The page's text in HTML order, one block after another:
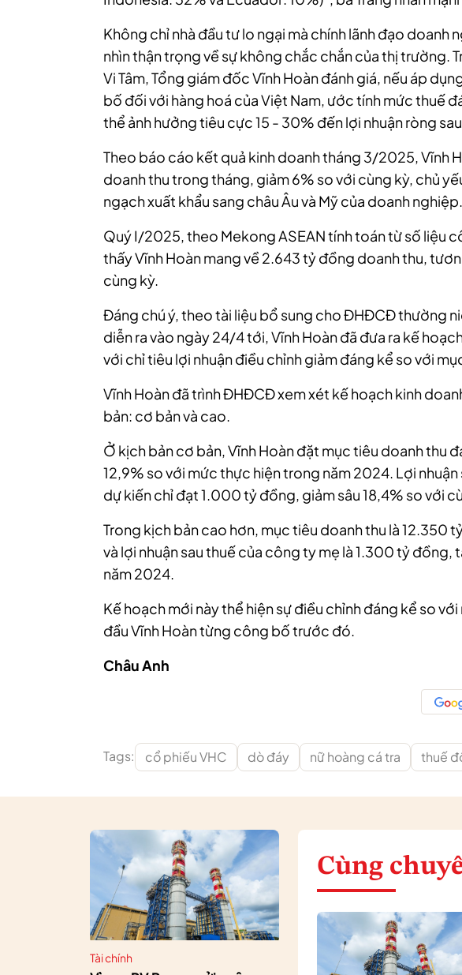
Không chỉ nhà đầu tư lo ngại mà chính lãnh đạo
nhìn thận trọng về sự không chắc chắn của thị trường.
Vi Tâm, Tổng giám đốc Vĩnh Hoàn đánh giá, nếu áp
bố đối với hàng hoá của Việt Nam, ước tính mức thuế
thể ảnh hưởng tiêu cực 15 - 30% đến lợi nhuận ròng
Theo báo cáo kết quả kinh doanh tháng 3/2025, Vĩnh
doanh thu trong tháng, giảm 6% so với cùng kỳ, chủ
ngạch xuất khẩu sang châu Âu và Mỹ của doanh nghiệp.
Quý I/2025, theo Mekong ASEAN tính toán từ số liệu
thấy Vĩnh Hoàn mang về 2.643 tỷ đồng doanh thu,
cùng kỳ.
Đáng chú ý, theo tài liệu bổ sung cho ĐHĐCĐ thường
diễn ra vào ngày 24/4 tới, Vĩnh Hoàn đã đưa ra kế
với chỉ tiêu lợi nhuận điều chỉnh giảm đáng kể so với
Vĩnh Hoàn đã trình ĐHĐCĐ xem xét kế hoạch kinh
bản: cơ bản và cao.
Ở kịch bản cơ bản, Vĩnh Hoàn đặt mục tiêu doanh thu
12,9% so với mức thực hiện trong năm 2024. Lợi
dự kiến chỉ đạt 1.000 tỷ đồng, giảm sâu 18,4% so với
Trong kịch bản cao hơn, mục tiêu doanh thu là 12.350
và lợi nhuận sau thuế của công ty mẹ là 1.300 tỷ đồng,
năm 2024.
Kế hoạch mới này thể hiện sự điều chỉnh đáng kể so
đầu Vĩnh Hoàn từng công bố trước đó.
Châu Anh
Tags: cổ phiếu VHC dò đáy nữ hoàng cá tra thuế
Tài chính
Cùng